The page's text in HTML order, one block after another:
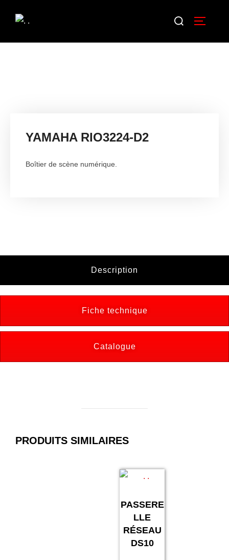
YAMAHA RIO3224-D2
Boîtier de scène numérique.
Description
Fiche technique
Catalogue
PRODUITS SIMILAIRES
PASSERE
LLE
RÉSEAU
DS10